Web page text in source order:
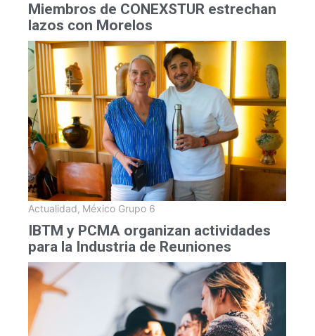
Miembros de CONEXSTUR estrechan
lazos con Morelos
Actualidad, México Grupo 6
IBTM y PCMA organizan actividades
para la Industria de Reuniones